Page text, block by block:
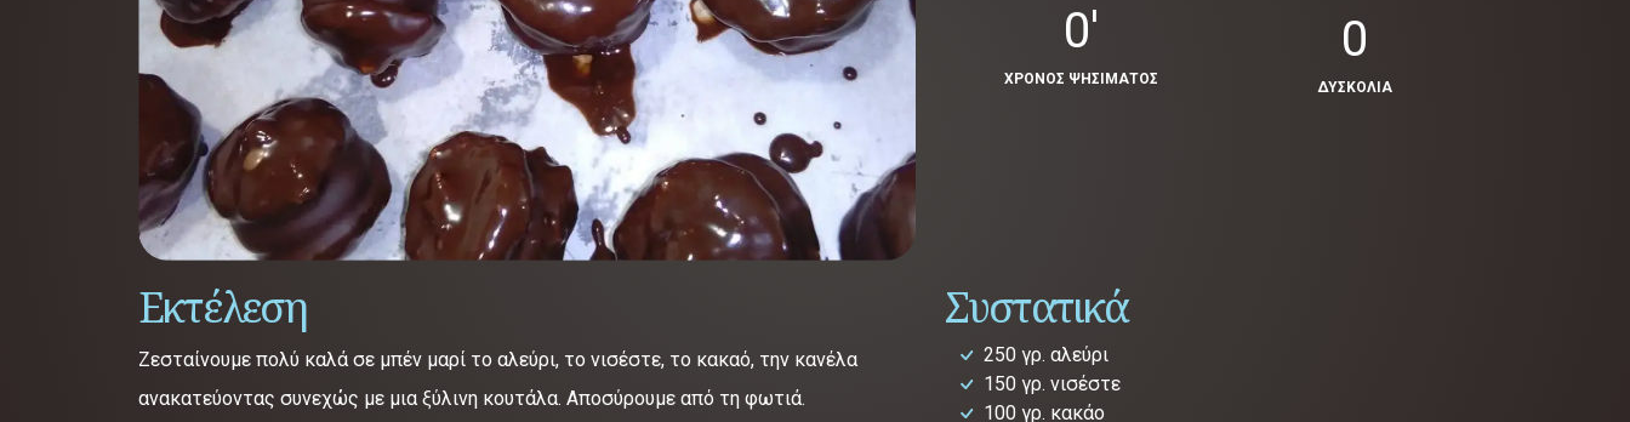
0'
ΧΡΟΝΟΣ ΨΗΣΙΜΑΤΟΣ
0
ΔΥΣΚΟΛΙΑ
Συστατικά
250 γρ. αλεύρι
150 γρ. νισέστε
100 γρ. κακάο
Εκτέλεση
Ζεσταίνουμε πολύ καλά σε μπέν μαρί το αλεύρι, το νισέστε, το κακαό, την κανέλα
ανακατεύοντας συνεχώς με μια ξύλινη κουτάλα. Αποσύρουμε από τη φωτιά.